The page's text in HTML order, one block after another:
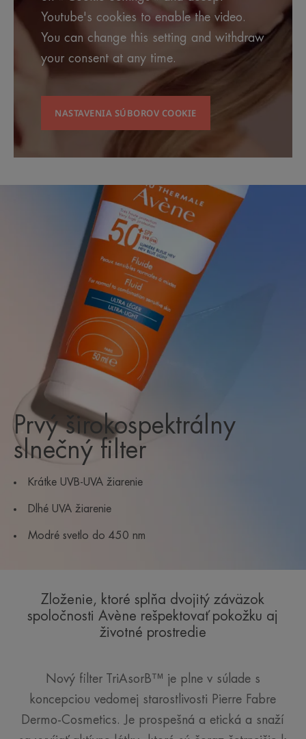
Youtube's cookies to enable the video.
You can change this setting and withdraw
your consent at any time.
NASTAVENIA SÚBOROV COOKIE
Prvý širokospektrálny
slnečný filter
Krátke UVB-UVA žiarenie
Dlhé UVA žiarenie
Modré svetlo do 450 nm
Zloženie, ktoré spĺňa dvojitý záväzok
spoločnosti Avène rešpektovať pokožku aj
životné prostredie
Nový filter TriAsorB™ je plne v súlade s
koncepciou vedomej starostlivosti Pierre Fabre
Dermo-Cosmetics. Je prospešná a etická a snaží